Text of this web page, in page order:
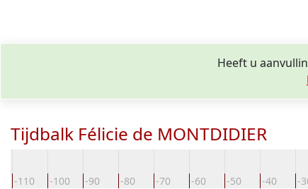
Heeft u
Tijdbalk Félicie de MONTDIDIER
-110 -100 -90 -80 -70 -60 -50 -40 -